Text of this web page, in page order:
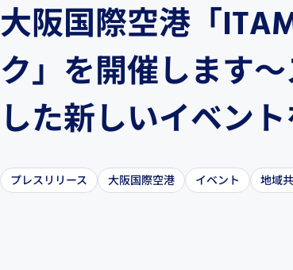
大阪国際空港「
ク」を開催します
した新しいイベン
プレスリリース 大阪国際空港 イベント 地域